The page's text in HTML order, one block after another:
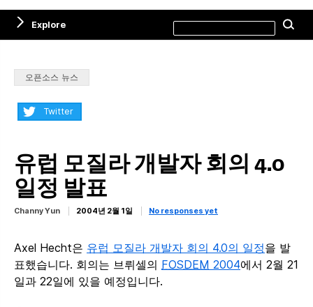
Explore
this
site
Categories:
오픈소스 뉴스
Share:Twitter
유럽 모질라 개발자 회의 4.0
일정 발표
Channy Yun 2004년 2월 1일 No responses yet
Axel Hecht은 유럽 모질라 개발자 회의 4.0의 일정을 발
표했습니다. 회의는 브뤼셀의 FOSDEM 2004에서 2월 21
일과 22일에 있을 예정입니다.